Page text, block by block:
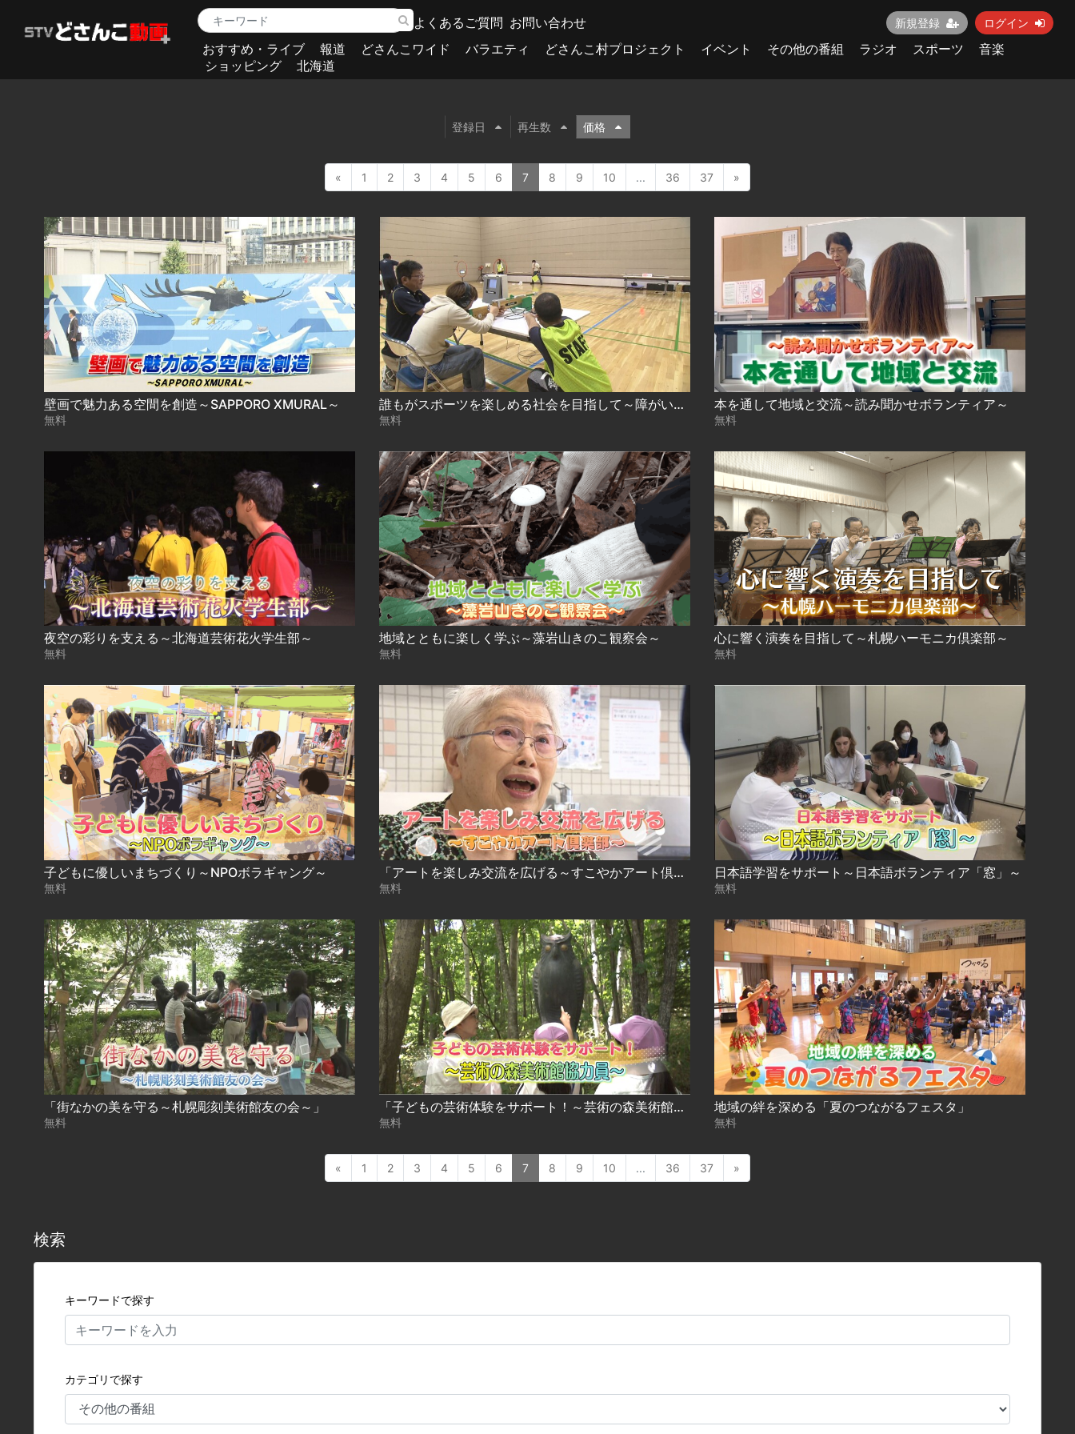
よくあるご質問 お問い合わせ 新規登録 ログイン
おすすめ・ライブ 報道 どさんこワイド バラエティ どさんこ村プロジェクト イベント その他の番組 ラジオ スポーツ
音楽
ショッピング
北海道
登録日 再生数 価格
« 1 2 3 4 5 6 7 8 9 10 ... 36 37 »
壁画で魅力ある空間を創造～SAPPORO XMURAL～
無料
誰もがスポーツを楽しめる社会を目指して～障がい者スポーツ体験会～
無料
本を通して地域と交流～読み聞かせボランティア～
無料
夜空の彩りを支える～北海道芸術花火学生部～
無料
地域とともに楽しく学ぶ～藻岩山きのこ観察会～
無料
心に響く演奏を目指して～札幌ハーモニカ倶楽部～
無料
子どもに優しいまちづくり～NPOボラギャング～
無料
「アートを楽しみ交流を広げる～すこやかアート倶楽部～」
無料
日本語学習をサポート～日本語ボランティア「窓」～
無料
「街なかの美を守る～札幌彫刻美術館友の会～」
無料
「子どもの芸術体験をサポート！～芸術の森美術館協力員～」
無料
地域の絆を深める「夏のつながるフェスタ」
無料
« 1 2 3 4 5 6 7 8 9 10 ... 36 37 »
検索
キーワードで探す
カテゴリで探す